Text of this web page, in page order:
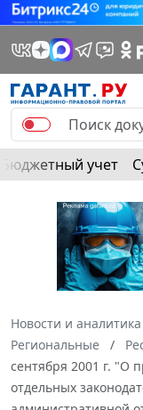
Бюджетный учет
Новости и аналитика
Региональные
сентября 2001 г. "О
отдельных